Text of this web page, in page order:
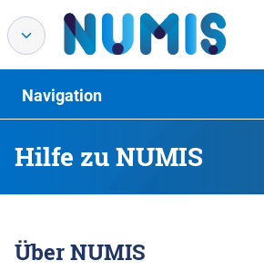
Hilfe zu NUMIS
Navigation
Über NUMIS